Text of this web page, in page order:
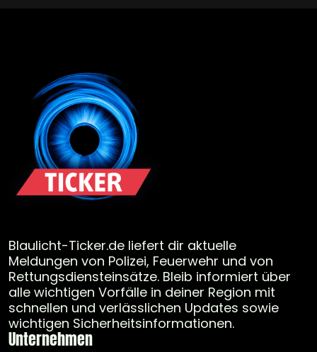
Blaulicht-Ticker.de liefert dir aktuelle
Meldungen von Polizei, Feuerwehr und von
Rettungsdiensteinsätze. Bleib informiert über
alle wichtigen Vorfälle in deiner Region mit
schnellen und verlässlichen Updates sowie
wichtigen Sicherheitsinformationen.
Unternehmen